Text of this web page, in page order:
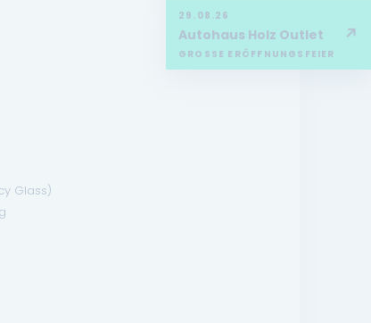
Glass)
29.08.26
Autohaus Holz Outlet
GROSSE ERÖFFNUNGSFEIER
↗